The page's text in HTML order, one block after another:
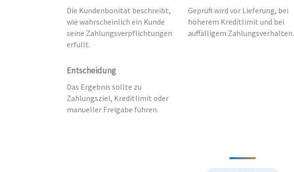
Die Kundenbonität beschreibt,
wie wahrscheinlich ein Kunde
seine Zahlungsverpflichtungen
erfüllt.
Geprüft wird vor Lieferung, bei
höherem Kreditlimit und bei
auffälligem Zahlungsverhalten.
Entscheidung
Das Ergebnis sollte zu
Zahlungsziel, Kreditlimit oder
manueller Freigabe führen.